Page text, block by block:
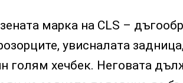
марка на CLS –
увисналата
голям хечбек. Неговата